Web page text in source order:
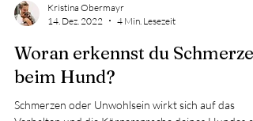
14. Dez. 2022
4 Min. Lesezeit
Woran erkennst du Schmerzen
beim Hund?